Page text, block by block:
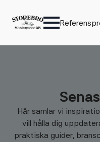
Här samlar vi
vill hålla dig
praktiska guider,